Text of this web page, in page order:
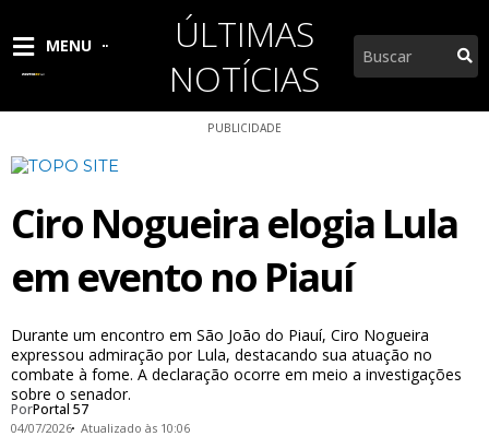
MENU
ÚLTIMAS
NOTÍCIAS
Pesquisar
PUBLICIDADE
Ciro Nogueira elogia Lula
em evento no Piauí
Durante um encontro em São João do Piauí, Ciro Nogueira
expressou admiração por Lula, destacando sua atuação no
combate à fome. A declaração ocorre em meio a investigações
sobre o senador.
PorPortal 57
04/07/2026 Atualizado às 10:06